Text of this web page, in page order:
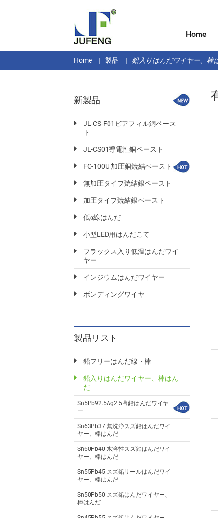
Home
Home 製品 鉛入りはんだワイヤー、棒
新製品
JL-CS-F01ビアフィル銅ペース
ト
JL-CS01導電性銅ペースト
FC-100U 加圧銅焼結ペースト
無加圧タイプ焼結銀ペースト
加圧タイプ焼結銀ペースト
低α線はんだ
小型LED用はんだこて
フラックス入り低温はんだワイ
ヤー
インジウムはんだワイヤー
ボンディングワイヤ
製品リスト
鉛フリーはんだ線・棒
鉛入りはんだワイヤー、棒はん
だ
Sn5Pb92.5Ag2.5高鉛はんだワイヤ
ー
Sn63Pb37 無洗浄スズ鉛はんだワイ
ヤー、棒はんだ
Sn60Pb40 水溶性スズ鉛はんだワイ
ヤー、棒はんだ
Sn55Pb45 スズ鉛リールはんだワイ
ヤー、棒はんだ
Sn50Pb50 スズ鉛はんだワイヤー、
棒はんだ